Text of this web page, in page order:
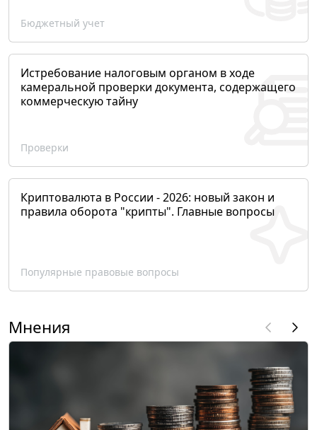
Бюджетный учет
Истребование налоговым органом в ходе
камеральной проверки документа, содержащего
коммерческую тайну
Проверки
Криптовалюта в России - 2026: новый закон и
правила оборота "крипты". Главные вопросы
Популярные правовые вопросы
Мнения